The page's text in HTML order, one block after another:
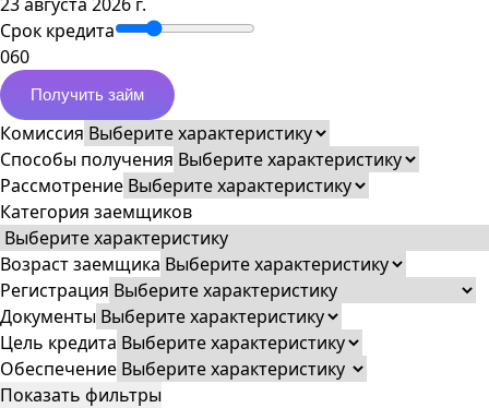
Срок кредита
060
Получить займ
Комиссия
Способы получения
Рассмотрение
Категория заемщиков
Возраст заемщика
Регистрация
Документы
Цель кредита
Обеспечение
Показать фильтры